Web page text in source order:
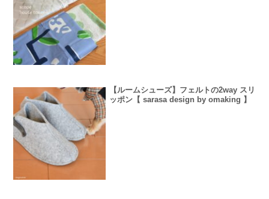
【ルームシューズ】フェルトの2way スリ
ッポン【 sarasa design by omaking 】